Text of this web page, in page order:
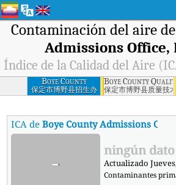
Contaminación del aire de
Admissions Office,
Índice de la Calidad del Aire
Boye County
Admissions Office,
Baoding
保定市博野县招生办
Boye County
保定市博野县质量技
ICA deBoye County Admissions
- ningún dato
Actualizado
Contaminantes